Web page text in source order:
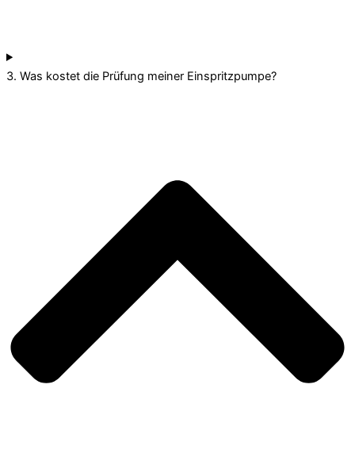
3. Was kostet die Prüfung meiner Einspritzpumpe?